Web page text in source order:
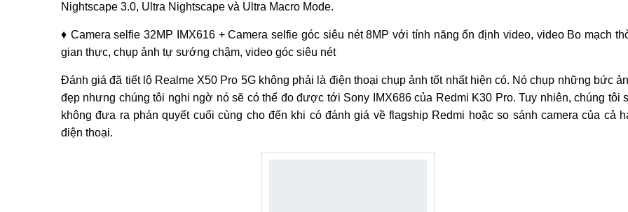
Nightscape 3.0, Ultra Nightscape và Ultra Macro Mode.
♦ Camera selfie 32MP IMX616 + Camera selfie góc siêu nét 8MP với tính năng ổn định video, video Bo mạch
gian thực, chụp ảnh tự sướng chậm, video góc siêu nét
Đánh giá đã tiết lộ Realme X50 Pro 5G không phải là điện thoại chụp ảnh tốt nhất hiện có. Nó chụp những bức
đẹp nhưng chúng tôi nghi ngờ nó sẽ có thể đo được tới Sony IMX686 của Redmi K30 Pro. Tuy nhiên, chúng tôi
không đưa ra phán quyết cuối cùng cho đến khi có đánh giá về flagship Redmi hoặc so sánh camera của cả
điện thoại.